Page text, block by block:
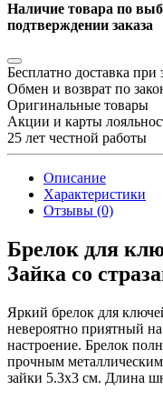
Наличие товара по
подтверждении заказа
Бесплатно доставка при
Обмен и возврат по
Оригинальные товары
Акции и карты
25 лет честной работы
Описание
Характеристики
Отзывы (0)
Брелок для
Зайка со
Яркий брелок для
невероятно приятный
настроение. Брелок
прочным
зайки 5.3х3 см. Длина